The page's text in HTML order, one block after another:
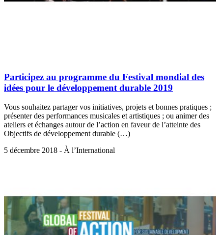
Participez au programme du Festival mondial des
idées pour le développement durable 2019
Vous souhaitez partager vos initiatives, projets et bonnes pratiques ;
présenter des performances musicales et artistiques ; ou animer des
ateliers et échanges autour de l’action en faveur de l’atteinte des
Objectifs de développement durable (…)
5 décembre 2018 - À l’International